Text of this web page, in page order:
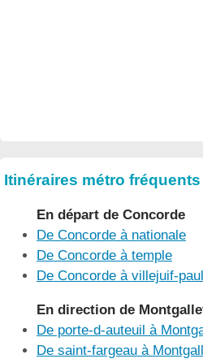
Itinéraires métro fréquents
En départ de Concorde
De Concorde à nationale
De Concorde à temple
De Concorde à villejuif-
En direction de
De porte-d-auteuil à
De saint-fargeau à